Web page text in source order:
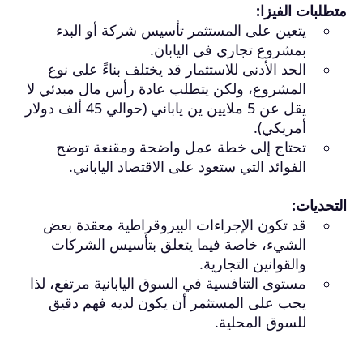
متطلبات الفيزا:
يتعين على المستثمر تأسيس شركة أو البدء
بمشروع تجاري في اليابان.
الحد الأدنى للاستثمار قد يختلف بناءً على نوع
المشروع، ولكن يتطلب عادة رأس مال مبدئي لا
يقل عن 5 ملايين ين ياباني (حوالي 45 ألف دولار
أمريكي).
تحتاج إلى خطة عمل واضحة ومقنعة توضح
الفوائد التي ستعود على الاقتصاد الياباني.
التحديات:
قد تكون الإجراءات البيروقراطية معقدة بعض
الشيء، خاصة فيما يتعلق بتأسيس الشركات
والقوانين التجارية.
مستوى التنافسية في السوق اليابانية مرتفع، لذا
يجب على المستثمر أن يكون لديه فهم دقيق
للسوق المحلية.